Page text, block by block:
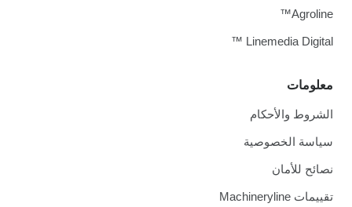
معلومات
الشروط والأحكام
سياسة الخصوصية
نصائح للأمان
تقييمات Machineryline
Agroline™
Linemedia Digital ™